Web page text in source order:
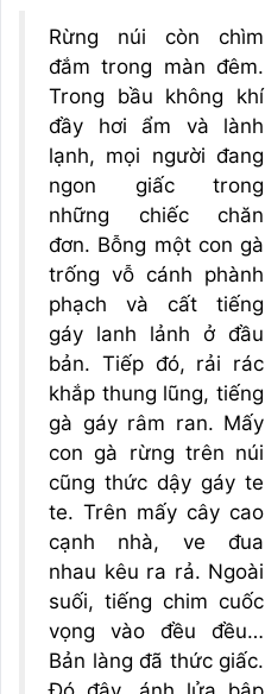
Rừng núi còn chìm
đắm trong màn đêm.
Trong bầu không khí
đầy hơi ẩm và lành
lạnh, mọi người đang
ngon giấc trong
những chiếc chăn
đơn. Bỗng một con gà
trống vỗ cánh phành
phạch và cất tiếng
gáy lanh lảnh ở đầu
bản. Tiếp đó, rải rác
khắp thung lũng, tiếng
gà gáy râm ran. Mấy
con gà rừng trên núi
cũng thức dậy gáy te
te. Trên mấy cây cao
cạnh nhà, ve đua
nhau kêu ra rả. Ngoài
suối, tiếng chim cuốc
vọng vào đều đều…
Bản làng đã thức giấc.